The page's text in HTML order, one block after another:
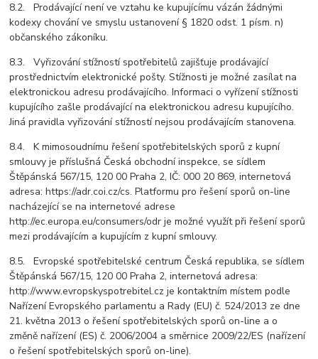
8.2. Prodávající není ve vztahu ke kupujícímu vázán žádnými
kodexy chování ve smyslu ustanovení § 1820 odst. 1 písm. n)
občanského zákoníku.
8.3. Vyřizování stížností spotřebitelů zajišťuje prodávající
prostřednictvím elektronické pošty. Stížnosti je možné zasílat na
elektronickou adresu prodávajícího. Informaci o vyřízení stížnosti
kupujícího zašle prodávající na elektronickou adresu kupujícího.
Jiná pravidla vyřizování stížností nejsou prodávajícím stanovena.
8.4. K mimosoudnímu řešení spotřebitelských sporů z kupní
smlouvy je příslušná Česká obchodní inspekce, se sídlem
Štěpánská 567/15, 120 00 Praha 2, IČ: 000 20 869, internetová
adresa: https://adr.coi.cz/cs. Platformu pro řešení sporů on-line
nacházející se na internetové adrese
http://ec.europa.eu/consumers/odr je možné využít při řešení sporů
mezi prodávajícím a kupujícím z kupní smlouvy.
8.5. Evropské spotřebitelské centrum Česká republika, se sídlem
Štěpánská 567/15, 120 00 Praha 2, internetová adresa:
http://www.evropskyspotrebitel.cz je kontaktním místem podle
Nařízení Evropského parlamentu a Rady (EU) č. 524/2013 ze dne
21. května 2013 o řešení spotřebitelských sporů on-line a o
změně nařízení (ES) č. 2006/2004 a směrnice 2009/22/ES (nařízení
o řešení spotřebitelských sporů on-line).